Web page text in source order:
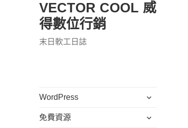
VECTOR COOL 威
得數位行銷
末日軟工日誌
WordPress
展
子
免費資源
展